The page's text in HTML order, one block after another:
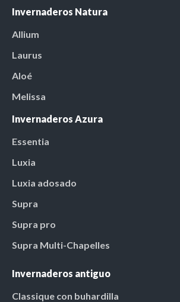
Invernaderos Natura
Allium
Laurus
Aloé
Melissa
Invernaderos Azura
Essentia
Luxia
Luxia adosado
Supra
Supra pro
Supra Multi-Chapelles
Invernaderos antiguo
Classique con buhardilla